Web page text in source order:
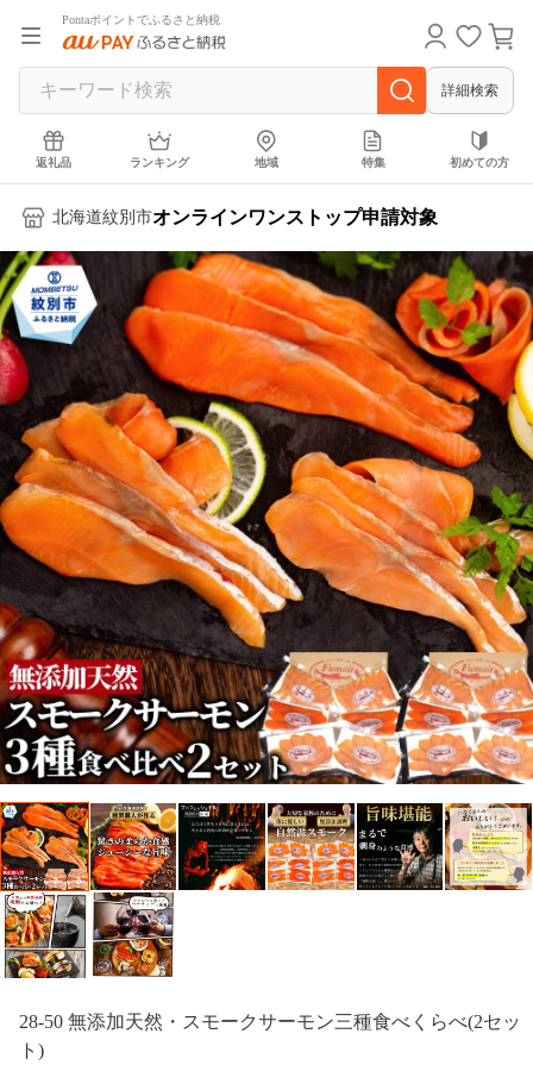
Pontaポイントでふるさと納税
詳細検索
返礼品 ランキング 地域 特集 初めての方
北海道紋別市オンラインワンストップ申請対象
28-50 無添加天然・スモークサーモン三種食べくらべ(2セッ
ト)